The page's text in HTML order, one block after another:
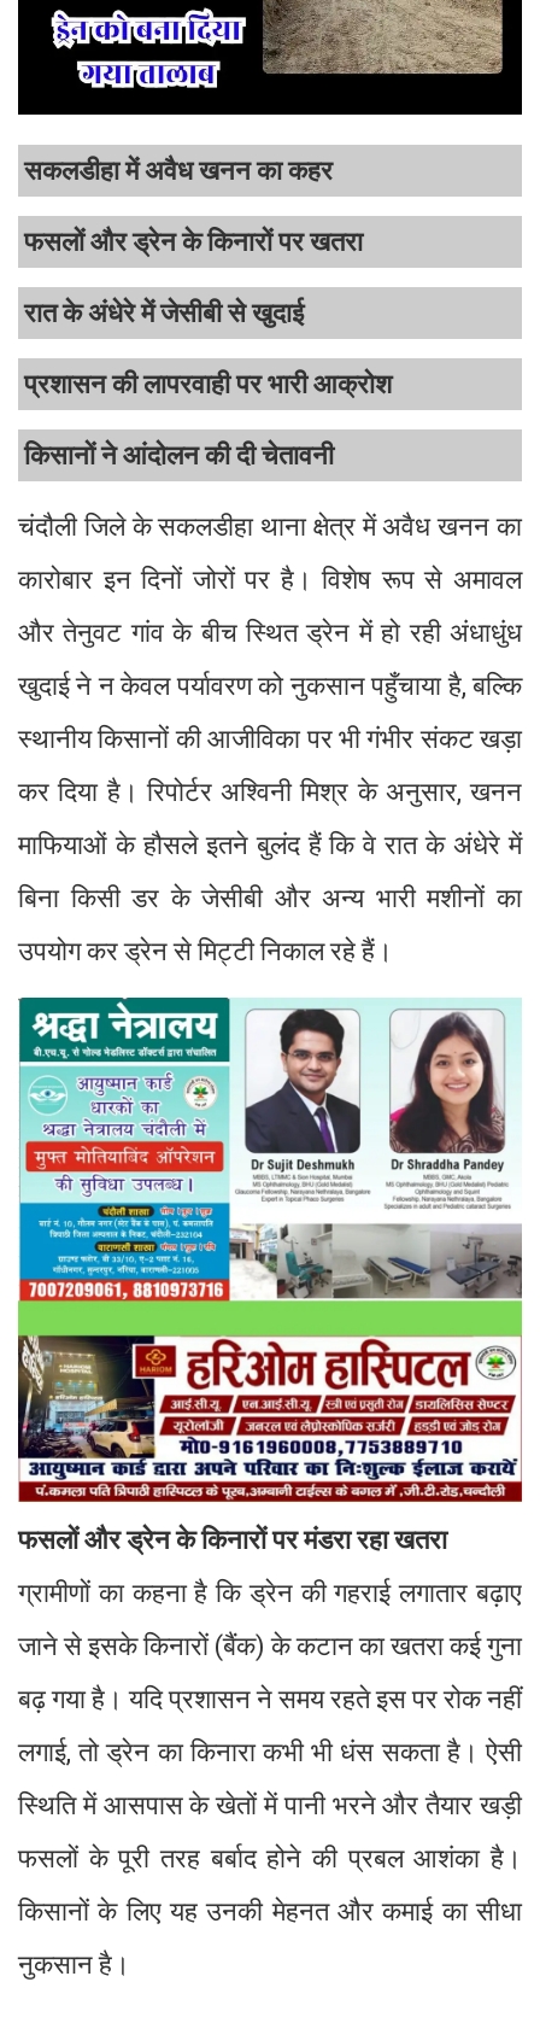
सकलडीहा में अवैध खनन का कहर
फसलों और ड्रेन के किनारों पर खतरा
रात के अंधेरे में जेसीबी से खुदाई
प्रशासन की लापरवाही पर भारी आक्रोश
किसानों ने आंदोलन की दी चेतावनी
चंदौली जिले के सकलडीहा थाना क्षेत्र में अवैध खनन का
कारोबार इन दिनों जोरों पर है। विशेष रूप से अमावल
और तेनुवट गांव के बीच स्थित ड्रेन में हो रही अंधाधुंध
खुदाई ने न केवल पर्यावरण को नुकसान पहुँचाया है, बल्कि
स्थानीय किसानों की आजीविका पर भी गंभीर संकट खड़ा
कर दिया है। रिपोर्टर अश्विनी मिश्र के अनुसार, खनन
माफियाओं के हौसले इतने बुलंद हैं कि वे रात के अंधेरे में
बिना किसी डर के जेसीबी और अन्य भारी मशीनों का
उपयोग कर ड्रेन से मिट्टी निकाल रहे हैं।
फसलों और ड्रेन के किनारों पर मंडरा रहा खतरा
ग्रामीणों का कहना है कि ड्रेन की गहराई लगातार बढ़ाए
जाने से इसके किनारों (बैंक) के कटान का खतरा कई गुना
बढ़ गया है। यदि प्रशासन ने समय रहते इस पर रोक नहीं
लगाई, तो ड्रेन का किनारा कभी भी धंस सकता है। ऐसी
स्थिति में आसपास के खेतों में पानी भरने और तैयार खड़ी
फसलों के पूरी तरह बर्बाद होने की प्रबल आशंका है।
किसानों के लिए यह उनकी मेहनत और कमाई का सीधा
नुकसान है।